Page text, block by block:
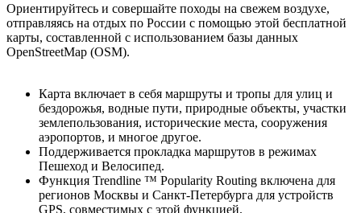
Ориентируйтесь и совершайте походы на свежем воздухе,
отправляясь на отдых по России с помощью этой бесплатной
карты, составленной с использованием базы данных
OpenStreetMap (OSM).
Карта включает в себя маршруты и тропы для улиц и
бездорожья, водные пути, природные объекты, участки
землепользования, исторические места, сооружения
аэропортов, и многое другое.
Поддерживается прокладка маршрутов в режимах
Пешеход и Велосипед.
Функция Trendline ™ Popularity Routing включена для
регионов Москвы и Санкт-Петербурга для устройств
GPS, совместимых с этой функцией.